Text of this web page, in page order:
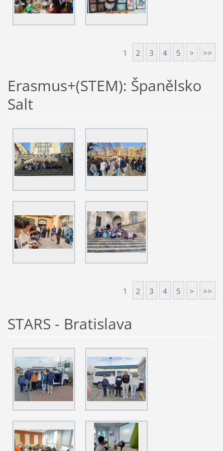
1 2 3 4 5 > >>
Erasmus+(STEM): Španělsko
Salt
1 2 3 4 5 > >>
STARS - Bratislava